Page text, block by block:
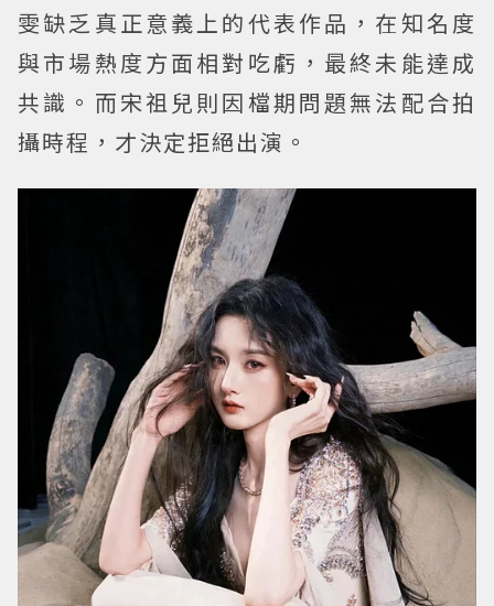
雯缺乏真正意義上的代表作品，在知名度
與市場熱度方面相對吃虧，最終未能達成
共識。而宋祖兒則因檔期問題無法配合拍
攝時程，才決定拒絕出演。